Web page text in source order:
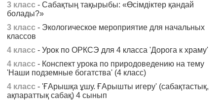
3 класс - Сабақтың тақырыбы: «Өсімдіктер қандай
болады?»
3 класс - Экологическое мероприятие для начальных
классов
4 класс - Урок по ОРКСЭ для 4 класса 'Дорога к храму'
4 класс - Конспект урока по природоведению на тему
'Наши подземные богатства' (4 класс)
4 класс - 'ҒАрышқа ұшу. ҒАрышты игеру' (сабақтастық,
ақпараттық сабақ) 4 сынып